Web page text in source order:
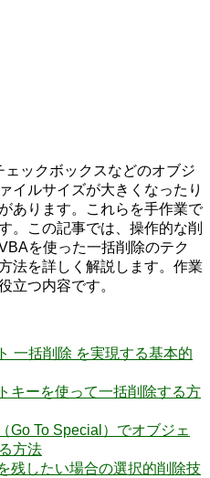
ックボックスなどのオブジ
イルサイズが大きくなったり
あります。これらを手作業で
。この記事では、操作的な削
を使った一括削除のテク
法を詳しく解説します。作業
立つ内容です。
一括削除 を実現する基本的
キーを使って一括削除する方
Go To Special）でオブジェ
方法
残したい場合の選択的削除技